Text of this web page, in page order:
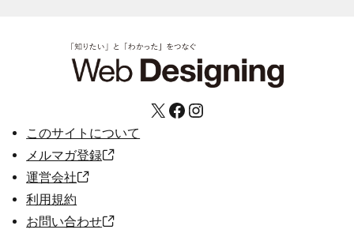
X Facebook Instagram
このサイトについて
メルマガ登録
運営会社
利用規約
お問い合わせ